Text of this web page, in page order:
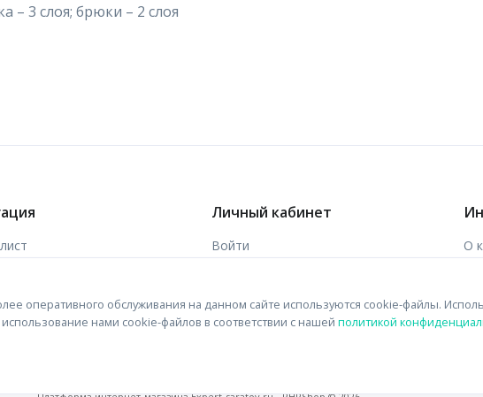
– 3 слоя; брюки – 2 слоя
Личный кабинет
Войти
О
оперативного обслуживания на данном сайте используются cookie-файлы.
использование нами cookie-файлов в соответствии с нашей политикой